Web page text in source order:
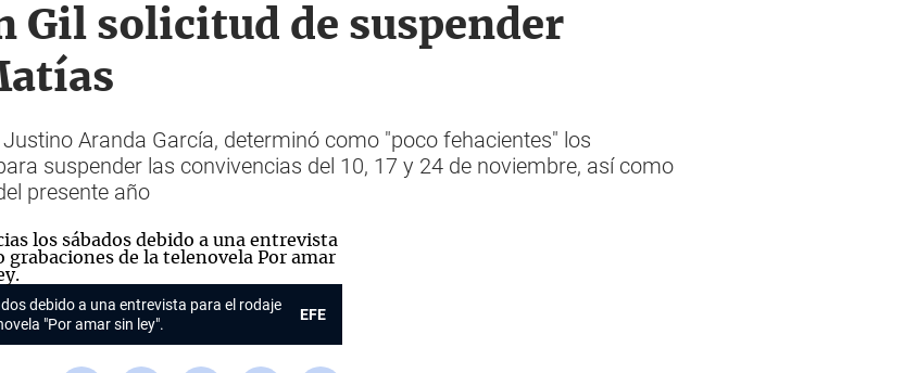
Gil solicitud de suspender
Aranda García, determinó como "poco fehacientes" los
suspender las convivencias del 10, 17 y 24 de noviembre, así como
presente año
debido a una entrevista para el rodaje
"Por amar sin ley".
EFE